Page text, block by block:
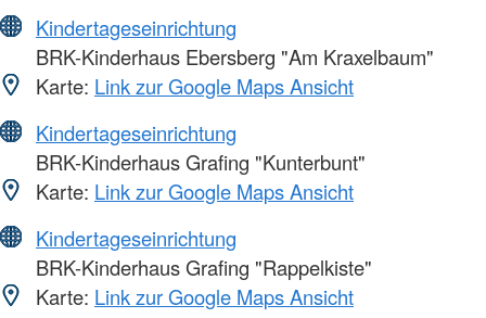
Kindertageseinrichtung
BRK-Kinderhaus Ebersberg "Am Kraxelbaum"
Karte: Link zur Google Maps Ansicht
Kindertageseinrichtung
BRK-Kinderhaus Grafing "Kunterbunt"
Karte: Link zur Google Maps Ansicht
Kindertageseinrichtung
BRK-Kinderhaus Grafing "Rappelkiste"
Karte: Link zur Google Maps Ansicht